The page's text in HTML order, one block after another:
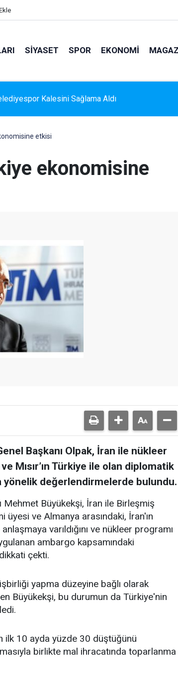
SIYASET SPOR EKONOMI
etkisi
ekonomisine
Başkanı Olpak, İran ile nükleer
Mısır’ın Türkiye ile olan diplomatik
değerlendirmelerde bulundu.
Büyükekşi, İran ile Birleşmiş
ve Almanya arasındaki, İran'ın
varıldığını ve nükleer programı
ambargo kapsamındaki
çekti.
yapma düzeyine bağlı olarak
Büyükekşi, bu durumun da Türkiye'nin
ilk 10 ayda yüzde 30 düştüğünü
birlikte mal ihracatında toparlanma